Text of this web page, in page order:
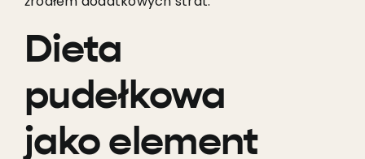
Dieta
pudełkowa
jako element